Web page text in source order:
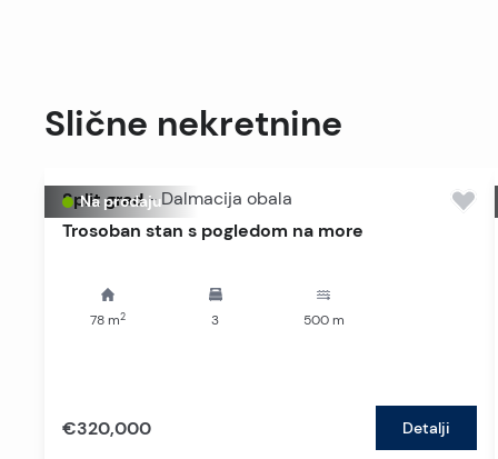
Slične nekretnine
Na prodaju
Split grad - Dalmacija obala
Trosoban stan s pogledom na more
78m2 3 500m
€320,000 Detalji